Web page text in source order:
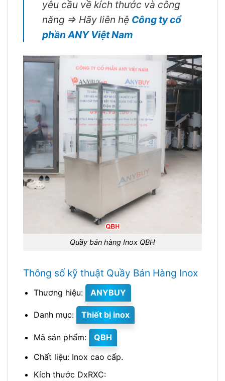
yêu cầu về kích thước và công
năng => Hãy liên hệ Công ty cổ
phần ANY Việt Nam
Quầy bán hàng Inox QBH
Thông số kỹ thuật Quầy Bán Hàng Inox
Thương hiệu: ANYBUY
Danh mục: Thiết bị inox
Mã sản phẩm:
QBH
Chất liệu: Inox cao cấp.
Kích thước DxRXC: